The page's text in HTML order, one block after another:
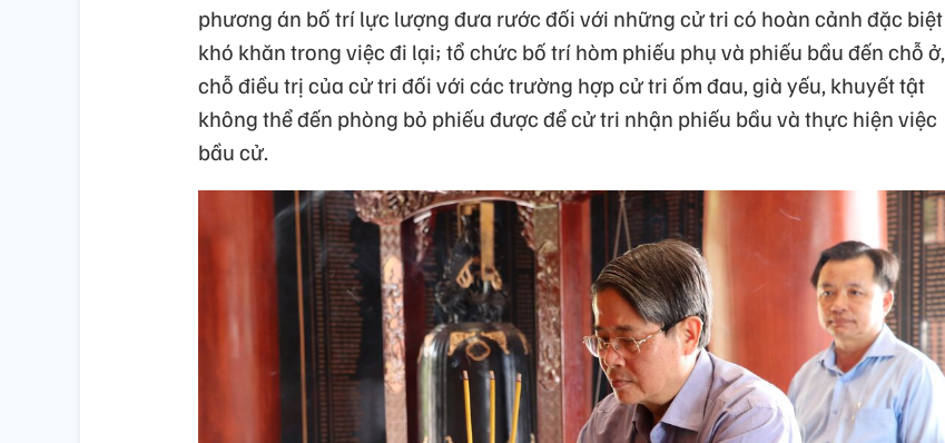
phương án bố trí lực lượng đưa rước đối với những cử tri có hoàn cảnh đặc biệt
khó khăn trong việc đi lại; tổ chức bố trí hòm phiếu phụ và phiếu bầu đến chỗ ở,
chỗ điều trị của cử tri đối với các trường hợp cử tri ốm đau, già yếu, khuyết tật
không thể đến phòng bỏ phiếu được để cử tri nhận phiếu bầu và thực hiện việc
bầu cử.